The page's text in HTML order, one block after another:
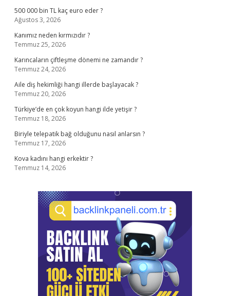
500 000 bin TL kaç euro eder ?
Ağustos 3, 2026
Kanımız neden kırmızıdır ?
Temmuz 25, 2026
Karıncaların çiftleşme dönemi ne zamandır ?
Temmuz 24, 2026
Aile diş hekimliği hangi illerde başlayacak ?
Temmuz 20, 2026
Türkiye’de en çok koyun hangi ilde yetişir ?
Temmuz 18, 2026
Biriyle telepatik bağ olduğunu nasıl anlarsın ?
Temmuz 17, 2026
Kova kadını hangi erkektir ?
Temmuz 14, 2026